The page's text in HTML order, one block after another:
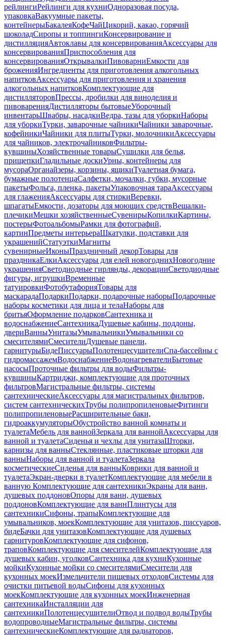
рейлингиРейлинги для кухниОдноразовая посуда,
упаковкаВакуумные пакеты,
контейнерыБакалеяКофеЧайЦикорий, какао, горячий
шоколадСиропы и топпингиКонсервирование и
дистилляцияАвтоклавы для консервированияАксессуары для
консервированияПриспособления для
консервированияОткрывалкиПивоварниЕмкости для
броженияИнгредиенты для приготовления алкогольных
напитковАксессуары для приготовления и хранения
алкогольных напитковКомплектующие для
дистилляторовПрессы, дробилки для виноделия и
пивоваренияДистилляторы бытовыеУборочный
инвентарьШвабры, насадкиВедра, тазы для уборкиНаборы
для уборкиТурки, заварочные чайникиЧайники заварочные,
кофейникиЧайники для плитыТурки, молочникиАксессуары
для чайников, электрочайниковФильтры-
кувшиныХозяйственные товарыСушилки для белья,
прищепкиГладильные доскиУрны, контейнеры для
мусораОрганайзеры, корзины, ящикиТуалетная бумага,
бумажные полотенцаСалфетки, мочалки, губки, мусорные
пакетыФольга, пленка, пакетыУпаковочная тараАксессуары
для глаженияАксессуары для стиркиВеревки,
шпагатыЕмкости, дозаторы для моющих средствВешалки-
плечикиМешки хозяйственныеСувенирыКопилкиКартины,
постерыФотоальбомыРамки для фотографий,
картинПредметы интерьераШкатулки, подставки для
украшенийСтатуэткиМагниты
сувенирныеИконыПраздничный декорТовары для
праздникаЕлкиАксессуары для елей новогоднихНовогодние
украшенияСветодиодные гирлянды, декорацииСветодиодные
фигуры, игрушкиВременные
татуировкиФотобутафорияТовары для
маскарадаПодаркиПодарки, подарочные наборыПодарочные
наборы косметики для лица и телаНаборы для
бритьяОформление подарковСантехника и
водоснабжениеСантехникаДушевые кабины, поддоны,
двериВанныУнитазыУмывальникиУмывальники со
смесителямиСмесителиДушевые панели,
гарнитурыБидеПиссуарыПолотенцесушителиСпа-бассейны с
гидромассажемВодоснабжениеВодонагревателиБытовые
насосыПроточные фильтры для водыФильтры-
кувшиныКартриджи, комплектующие для проточных
фильтровМагистральные фильтры, системы
сантехническиеАксессуары для магистральных фильтров,
систем сантехническихТрубы полипропиленовыеФитинги
полипропиленовыеРасширительные баки,
гидроаккумуляторыОбустройство ванной комнаты и
туалетаМебель для ваннойЗеркала для ваннойАксессуары для
ванной и туалетаСиденья и чехлы для унитазаШторки,
карнизы для ванныСтеклянные, пластиковые шторки для
ванныНаборы для ванной и туалетаЗеркала
косметическиеСиденья для ванныКоврики для ванной и
туалетаЭкран-дверки в туалетКомплектующие для мебели в
ванную Комплектующие для сантехникиЭкраны для ванн,
душевых поддоновОпоры для ванн, душевых
поддоновКомплектующие для ваннПлинтусы для
сантехникиСифоны, трапыКомплектующие для
умывальников, моекКомплектующие для унитазов, писсуаров,
бидеБачки для унитазовКомплектующие для душевых
гарнитуровКомплектующие для сифонов,
траповКомплектующие для смесителейКомплектующие для
душевых кабин, уголковСантехника для кухниКухонные
мойкиКухонные мойки со смесителямиСмесители для
кухонных моекИзмельчители пищевых отходовСистемы для
очистки питьевой водыСифоны для кухонных
моекКомплектующие для кухонных моекИнженерная
сантехникаИнсталляции для
сантехникиПолотенцесушителиОтвод и подвод водыТрубы
водопроводныеМагистральные фильтры, системы
сантехническиеКомплектующие для радиаторов,